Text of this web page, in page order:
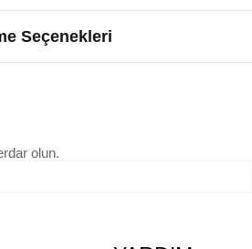
Seçenekleri
olun.